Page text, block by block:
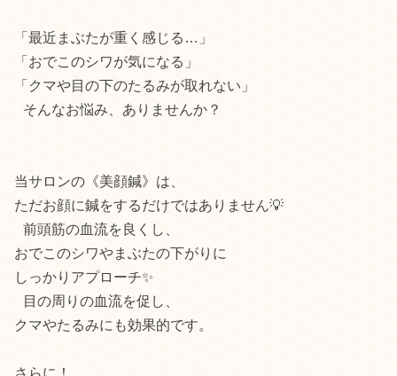
「最近まぶたが重く感じる…」
「おでこのシワが気になる」
「クマや目の下のたるみが取れない」
そんなお悩み、ありませんか？
当サロンの《美顔鍼》は、
ただお顔に鍼をするだけではありません💡
前頭筋の血流を良くし、
おでこのシワやまぶたの下がりに
しっかりアプローチ✨
目の周りの血流を促し、
クマやたるみにも効果的です。
さらに！